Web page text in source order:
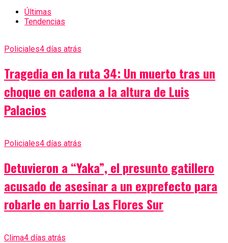
Últimas
Tendencias
Policiales4 días atrás
Tragedia en la ruta 34: Un muerto tras un
choque en cadena a la altura de Luis
Palacios
Policiales4 días atrás
Detuvieron a “Yaka”, el presunto gatillero
acusado de asesinar a un exprefecto para
robarle en barrio Las Flores Sur
Clima4 días atrás